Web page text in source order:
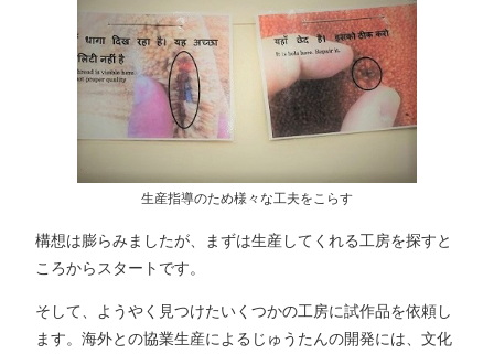
生産指導のため様々な工夫をこらす
構想は膨らみましたが、まずは生産してくれる工房を探すと
ころからスタートです。
そして、ようやく見つけたいくつかの工房に試作品を依頼し
ます。海外との協業生産によるじゅうたんの開発には、文化